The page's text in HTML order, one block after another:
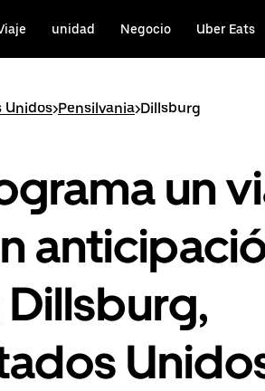
unidad Negocio Uber Eats
Unidos>Pensilvania>Dillsburg
un
Dillsburg,